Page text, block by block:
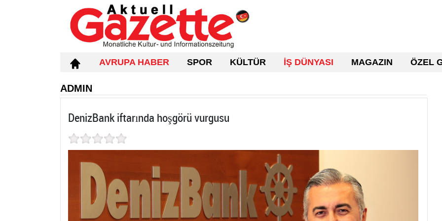
AVRUPA HABER SPOR KÜLTÜR İŞ DÜNYASI MAGAZIN ÖZEL
ADMIN
DenizBank iftarında hoşgörü vurgusu